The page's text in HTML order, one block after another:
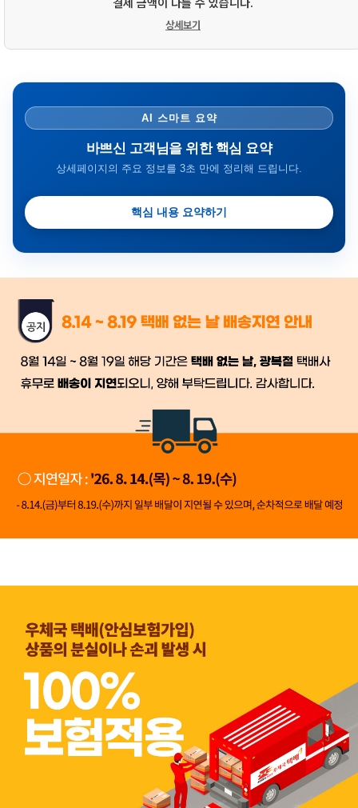
결제 금액이 다를 수 있습니다.
상세보기
AI 스마트 요약
바쁘신 고객님을 위한 핵심 요약
상세페이지의 주요 정보를 3초 만에 정리해 드립니다.
핵심 내용 요약하기
금일 시세가 적용
배송
시작 후 환불이 불가